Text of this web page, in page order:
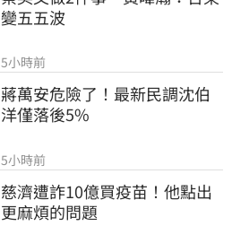
變五五波
5小時前
蔣萬安危險了！最新民調沈伯
洋僅落後5%
5小時前
慈濟遭詐10億買疫苗！他點出
更麻煩的問題